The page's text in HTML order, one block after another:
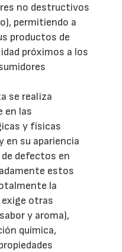
no destructivos
permitiendo a
productos de
próximos a los
se realiza
en las
y físicas
en su apariencia
defectos en
estos
la
exige otras
y aroma),
química,